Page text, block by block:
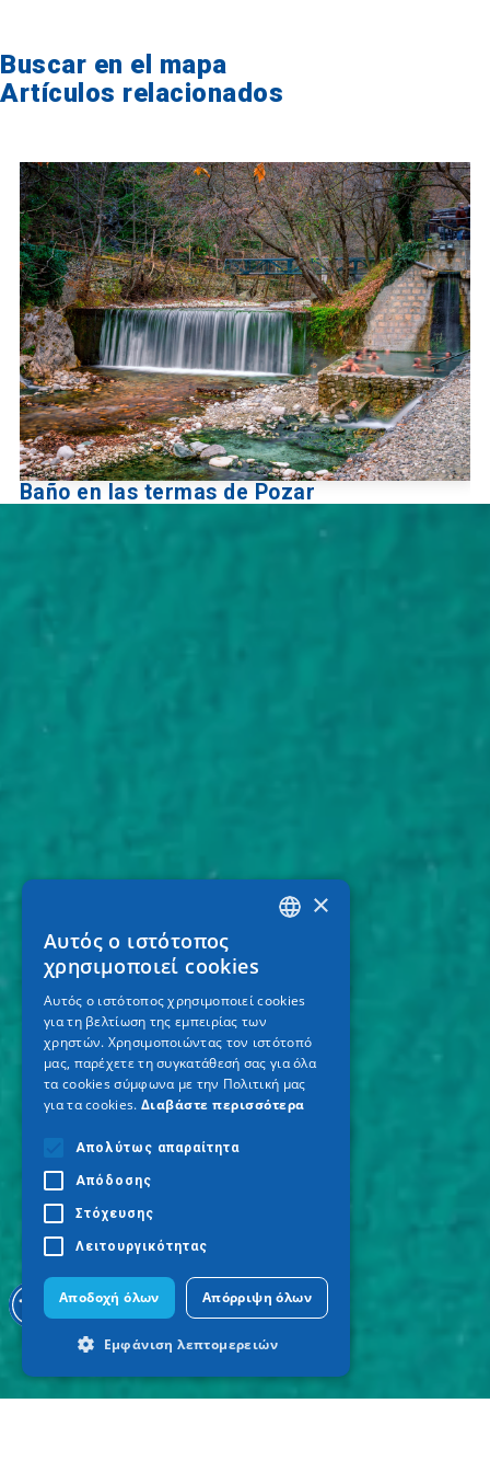
Buscar en el mapa
Artículos relacionados
Baño en las termas de Pozar
×
Αυτός ο ιστότοπος
χρησιμοποιεί cookies
Αυτός ο ιστότοπος χρησιμοποιεί cookies
για τη βελτίωση της εμπειρίας των
χρηστών. Χρησιμοποιώντας τον ιστότοπό
μας, παρέχετε τη συγκατάθεσή σας για όλα
τα cookies σύμφωνα με την Πολιτική μας
για τα cookies. Διαβάστε περισσότερα
Απολύτως απαραίτητα
Απόδοσης
Στόχευσης
Λειτουργικότητας
Αποδοχή όλων Απόρριψη όλων
Εμφάνιση λεπτομερειών